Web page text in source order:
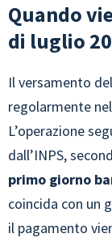
Quando
di luglio
Il versamento
regolarmente
L’operazione
dall’INPS,
primo giorno
coincida con un
il pagamento